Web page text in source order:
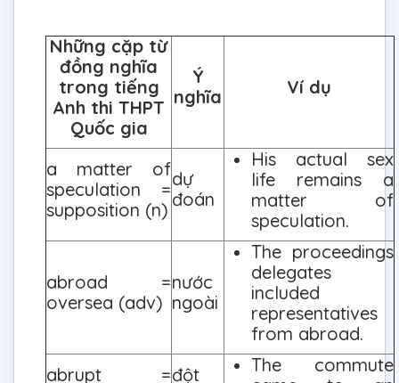
Những cặp từ
đồng nghĩa
trong tiếng
Anh thi THPT
Quốc gia
Ý
nghĩa
Ví dụ
a matter of
speculation =
supposition (n)
dự
đoán
His actual sex
life remains a
matter of
speculation.
abroad =
oversea (adv)
nước
ngoài
The proceedings
delegates
included
representatives
from abroad.
abrupt =đột
The commute